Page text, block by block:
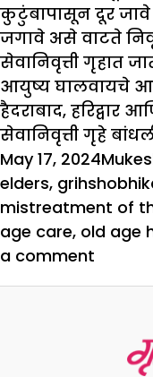
कुटुंबापासून दूर जावे
जगावे असे वाटते
सेवानिवृत्ती गृहात
आयुष्य घालवायचे
हैदराबाद, हरिद्वार
सेवानिवृत्ती गृहे
Posted
on
May 17, 2024
elders,
mistreatment of
age care, old age
a comment
तुमची